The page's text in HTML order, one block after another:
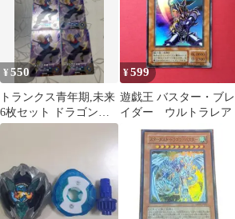
¥550
トランクス青年期,未来
6枚セット ドラゴンボ
ールスーパーダイバー
¥599
遊戯王 バスター・ブレ
イダー ウルトラレア